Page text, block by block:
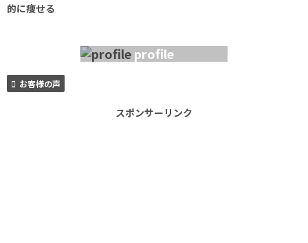
的に痩せる
profile
お客様の声
スポンサーリンク